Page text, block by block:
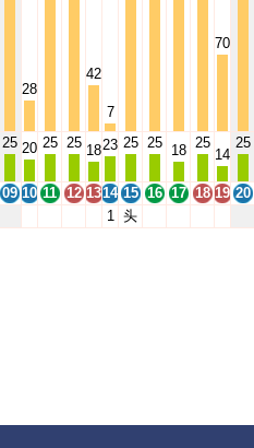
28
42
7
70
25 20 25 25 1823 25 25 18 25
14
25
09 10 11 12 1314 15 16 17 18 19 20
1 头